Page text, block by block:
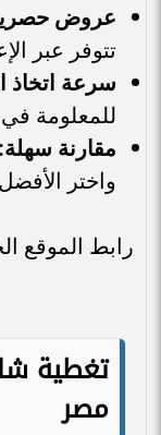
عروض
تتوفر عبر
سرعة اتخاذ
للمعلومة
مقارنة سهلة:
واختر
رابط الموقع
تغطية
مصر